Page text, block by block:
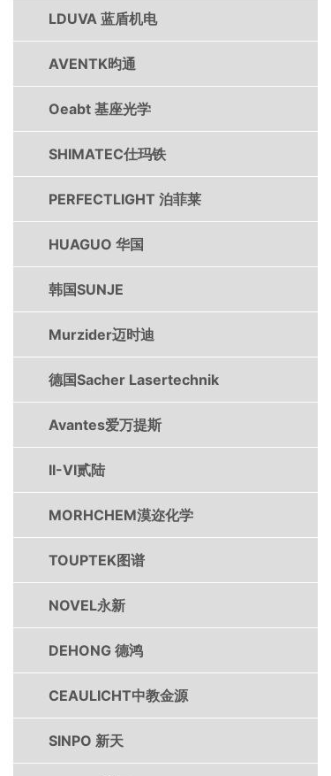
LDUVA 蓝盾机电
AVENTK昀通
Oeabt 基座光学
SHIMATEC仕玛铁
PERFECTLIGHT 泊菲莱
HUAGUO 华国
韩国SUNJE
Murzider迈时迪
德国Sacher Lasertechnik
Avantes爱万提斯
II-VI贰陆
MORHCHEM漠迩化学
TOUPTEK图谱
NOVEL永新
DEHONG 德鸿
CEAULICHT中教金源
SINPO 新天